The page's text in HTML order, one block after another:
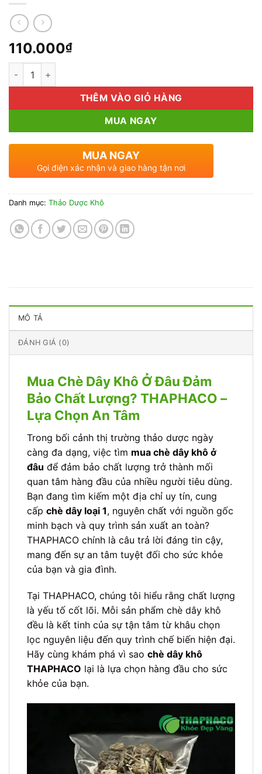
110.000₫
Mua Chè Dây Khô Ở Đâu Đảm Bảo Chất Lượng? THAPHACO
THÊM VÀO GIỎ HÀNG
MUA NGAY
MUA NGAY
Gọi điện xác nhận và giao hàng tận nơi
Danh mục: Thảo Dược Khô
MÔ TẢ
ĐÁNH GIÁ (0)
Mua Chè Dây Khô Ở Đâu Đảm
Bảo Chất Lượng? THAPHACO –
Lựa Chọn An Tâm
Trong bối cảnh thị trường thảo dược ngày
càng đa dạng, việc tìm mua chè dây khô ở
đâu để đảm bảo chất lượng trở thành mối
quan tâm hàng đầu của nhiều người tiêu dùng.
Bạn đang tìm kiếm một địa chỉ uy tín, cung
cấp chè dây loại 1, nguyên chất với nguồn gốc
minh bạch và quy trình sản xuất an toàn?
THAPHACO chính là câu trả lời đáng tin cậy,
mang đến sự an tâm tuyệt đối cho sức khỏe
của bạn và gia đình.
Tại THAPHACO, chúng tôi hiểu rằng chất lượng
là yếu tố cốt lõi. Mỗi sản phẩm chè dây khô
đều là kết tinh của sự tận tâm từ khâu chọn
lọc nguyên liệu đến quy trình chế biến hiện đại.
Hãy cùng khám phá vì sao chè dây khô
THAPHACO lại là lựa chọn hàng đầu cho sức
khỏe của bạn.